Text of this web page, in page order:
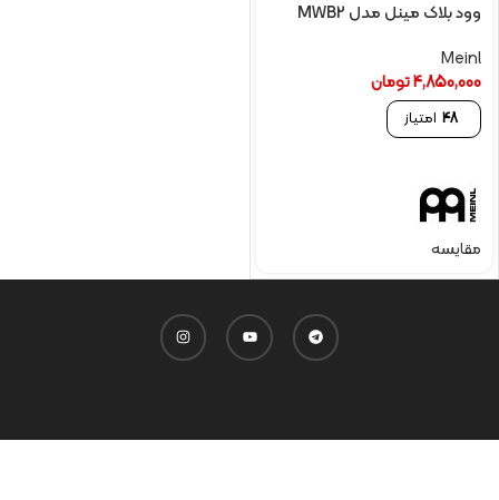
وود بلاک مینل مدل MWB2
Meinl
4,850,000تومان
48 امتیاز
مقایسه